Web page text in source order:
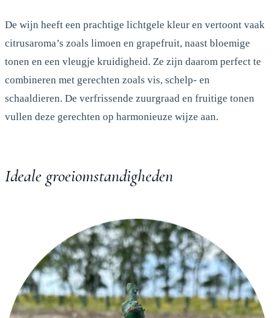
De wijn heeft een prachtige lichtgele kleur en vertoont vaak
citrusaroma’s zoals limoen en grapefruit, naast bloemige
tonen en een vleugje kruidigheid. Ze zijn daarom perfect te
combineren met gerechten zoals vis, schelp- en
schaaldieren. De verfrissende zuurgraad en fruitige tonen
vullen deze gerechten op harmonieuze wijze aan.
Ideale groeiomstandigheden